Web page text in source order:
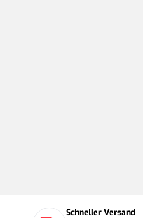
Schneller Versand